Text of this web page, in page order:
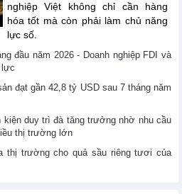
nghiệp Việt không chỉ cần hàng
hóa tốt mà còn phải làm chủ năng
lực số.
đầu năm 2026 - Doanh nghiệp FDI và
lực
đạt gần 42,8 tỷ USD sau 7 tháng năm
kiện duy trì đà tăng trưởng nhờ nhu cầu
thị trường lớn
trường cho quả sầu riêng tươi của